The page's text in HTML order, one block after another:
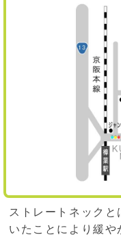
ストレートネック
いたことにより緩